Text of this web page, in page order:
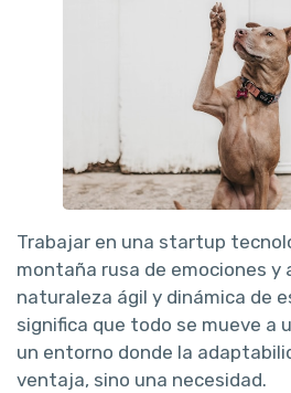
Trabajar en una startup
montaña rusa de emociones y
naturaleza ágil y dinámica de
significa que todo se mueve a
un entorno donde la
ventaja, sino una necesidad.